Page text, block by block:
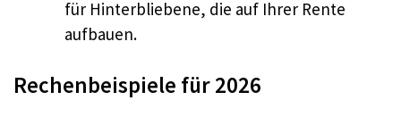
für Hinterbliebene, die auf Ihrer Rente
aufbauen.
Rechenbeispiele für 2026